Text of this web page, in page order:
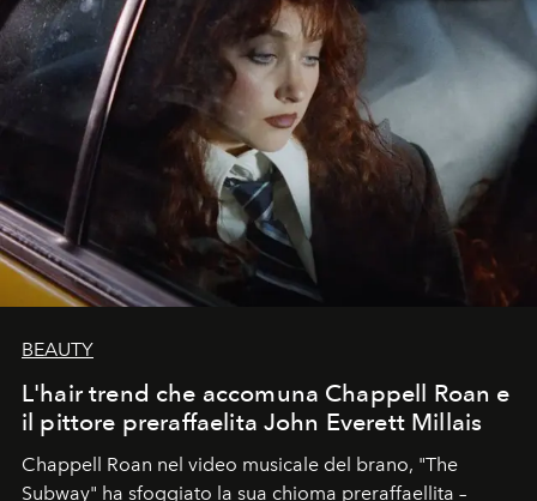
BEAUTY
L'hair trend che accomuna Chappell Roan e
il pittore preraffaelita John Everett Millais
Chappell Roan nel video musicale del brano, "The
Subway" ha sfoggiato la sua chioma preraffaellita –